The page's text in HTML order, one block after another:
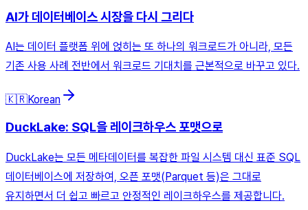
AI가 데이터베이스 시장을 다시 그리다
AI는 데이터 플랫폼 위에 얹히는 또 하나의 워크로드가 아니라, 모든
기존 사용 사례 전반에서 워크로드 기대치를 근본적으로 바꾸고 있다.
🇰🇷Korean
DuckLake: SQL을 레이크하우스 포맷으로
DuckLake는 모든 메타데이터를 복잡한 파일 시스템 대신 표준 SQL
데이터베이스에 저장하여, 오픈 포맷(Parquet 등)은 그대로
유지하면서 더 쉽고 빠르고 안정적인 레이크하우스를 제공합니다.